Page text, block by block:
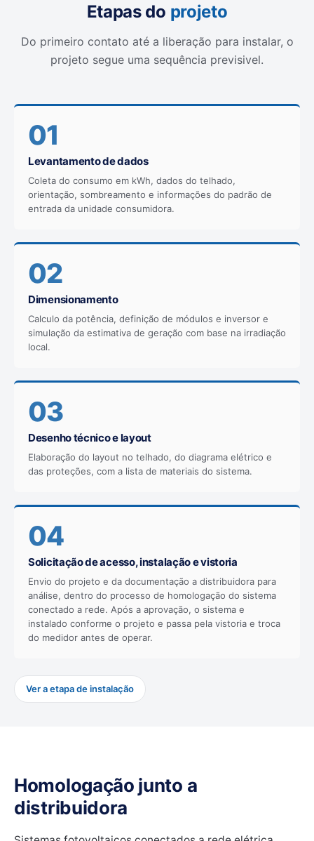
Etapas do projeto
Do primeiro contato até a liberação para instalar, o
projeto segue uma sequência previsivel.
01
Levantamento de dados
Coleta do consumo em kWh, dados do telhado,
orientação, sombreamento e informações do padrão de
entrada da unidade consumidora.
02
Dimensionamento
Calculo da potência, definição de módulos e inversor e
simulação da estimativa de geração com base na irradiação
local.
03
Desenho técnico e layout
Elaboração do layout no telhado, do diagrama elétrico e
das proteções, com a lista de materiais do sistema.
04
Solicitação de acesso, instalação e vistoria
Envio do projeto e da documentação a distribuidora para
análise, dentro do processo de homologação do sistema
conectado a rede. Após a aprovação, o sistema e
instalado conforme o projeto e passa pela vistoria e troca
do medidor antes de operar.
Ver a etapa de instalação
Homologação junto a
distribuidora